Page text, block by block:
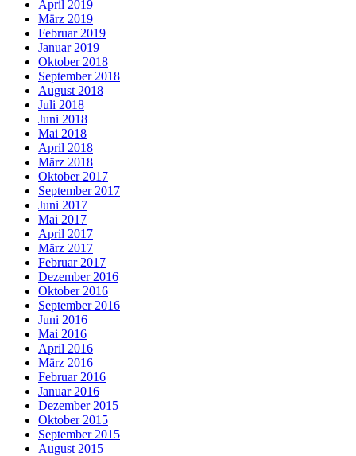
April 2019
März 2019
Februar 2019
Januar 2019
Oktober 2018
September 2018
August 2018
Juli 2018
Juni 2018
Mai 2018
April 2018
März 2018
Oktober 2017
September 2017
Juni 2017
Mai 2017
April 2017
März 2017
Februar 2017
Dezember 2016
Oktober 2016
September 2016
Juni 2016
Mai 2016
April 2016
März 2016
Februar 2016
Januar 2016
Dezember 2015
Oktober 2015
September 2015
August 2015